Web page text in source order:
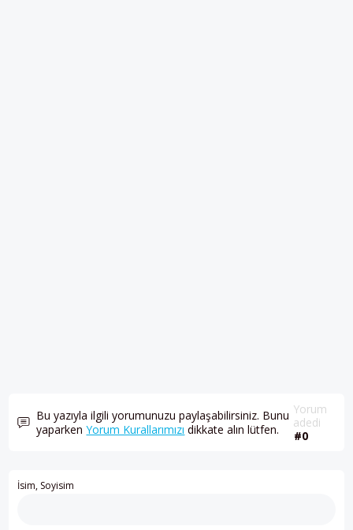
Bu yazıyla ilgili yorumunuzu paylaşabilirsiniz. Bunu
yaparkenYorum Kurallarımızı dikkate alın lütfen.
Yorum
adedi
#0
İsim, Soyisim